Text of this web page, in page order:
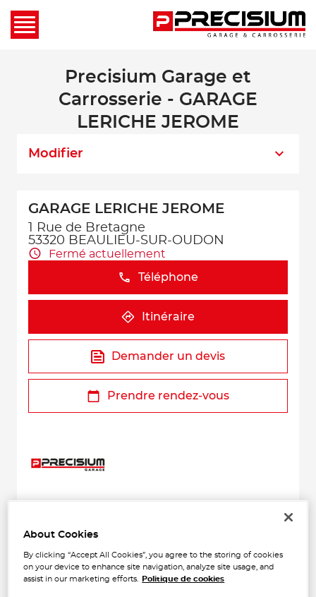
Precisium Garage et
Carrosserie - GARAGE
LERICHE JEROME
Modifier
GARAGE LERICHE JEROME
1 Rue de Bretagne
53320 BEAULIEU-SUR-OUDON
Fermé actuellement
Téléphone
Itinéraire
Demander un devis
Prendre rendez-vous
−
About Cookies
By clicking “Accept All Cookies”, you agree to the storing of cookies
on your device to enhance site navigation, analyze site usage, and
assist in our marketing efforts.
Politique de cookies